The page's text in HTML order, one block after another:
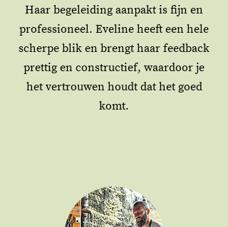
Haar begeleiding aanpakt is fijn en
professioneel. Eveline heeft een hele
scherpe blik en brengt haar feedback
prettig en constructief, waardoor je
het vertrouwen houdt dat het goed
komt.